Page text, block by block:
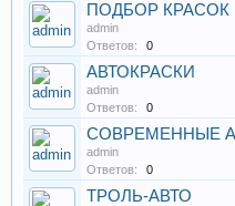
ПОДБОР КРАСОК
admin
Ответов:
0
АВТОКРАСКИ
admin
Ответов:
0
СОВРЕМЕННЫЕ
admin
Ответов:
0
ТРОЛЬ-АВТО